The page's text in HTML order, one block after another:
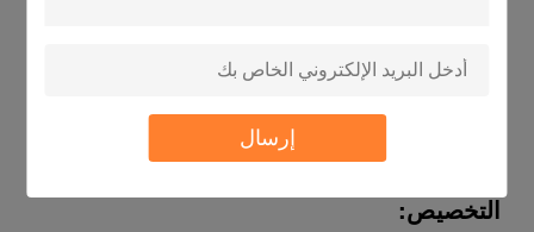
إرسال
حجر البيتزا المقاوم للنيران من "كامتا" مثالي لطهي البيتزا والخبز
حجر البيتزا الحديدي الخاص بك اليوم وابدأ الطهي مثل طاهي محترف
التخصيص: